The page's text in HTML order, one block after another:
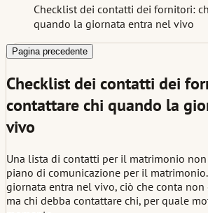
Checklist dei contatti dei fornitori:
quando la giornata entra nel vivo
Pagina precedente
Checklist dei contatti dei
contattare chi quando la
vivo
Una lista di contatti per il matrimonio non
piano di comunicazione per il
giornata entra nel vivo, ciò che conta
ma chi debba contattare chi, per quale